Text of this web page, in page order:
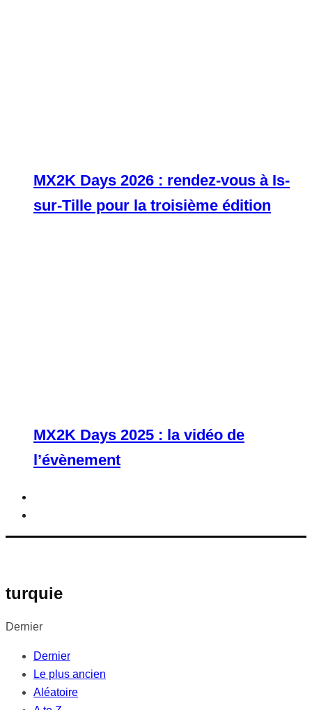
MX2K Days 2026 : rendez-vous à Is-
sur-Tille pour la troisième édition
MX2K Days 2025 : la vidéo de
l’évènement
turquie
Dernier
Dernier
Le plus ancien
Aléatoire